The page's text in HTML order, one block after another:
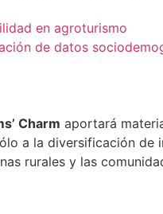
en agroturismo
de datos
Charm aportará
a la diversificación de
rurales y las